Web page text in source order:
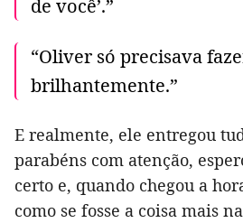
de você’.”
“Oliver só precisava
brilhantemente.”
E realmente, ele entregou
parabéns com atenção,
certo e, quando chegou a
como se fosse a coisa mais